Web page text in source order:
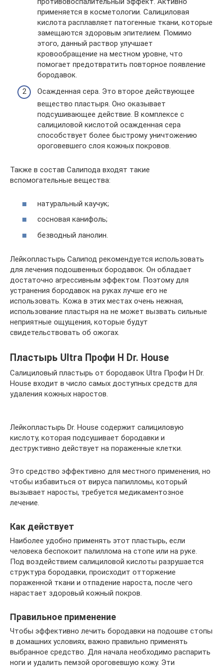
применяется в косметологии. Салициловая
кислота расплавляет патогенные ткани, которые
замещаются здоровым эпителием. Помимо
этого, данный раствор улучшает
кровообращение на местном уровне, что
помогает предотвратить повторное появление
бородавок.
Осажденная сера. Это второе действующее
вещество пластыря. Оно оказывает
подсушивающее действие. В комплексе с
салициловой кислотой осажденная сера
способствует более быстрому уничтожению
ороговевшего слоя кожных покровов.
Также в состав Салипода входят такие
вспомогательные вещества:
натуральный каучук;
сосновая канифоль;
безводный ланолин.
Лейкопластырь Салипод рекомендуется использовать
для лечения подошвенных бородавок. Он обладает
достаточно агрессивным эффектом. Поэтому для
устранения бородавок на руках лучше его не
использовать. Кожа в этих местах очень нежная,
использование пластыря на не может вызвать сильные
неприятные ощущения, которые будут
свидетельствовать об ожогах.
Пластырь Ultra Профи H Dr. House
Салициловый пластырь от бородавок Ultra Профи H Dr.
House входит в число самых доступных средств для
удаления кожных наростов.
Лейкопластырь Dr. House содержит салициловую
кислоту, которая подсушивает бородавки и
деструктивно действует на пораженные клетки.
Это средство эффективно для местного применения, но
чтобы избавиться от вируса папилломы, который
вызывает наросты, требуется медикаментозное
лечение.
Как действует
Наиболее удобно применять этот пластырь, если
человека беспокоит палиллома на стопе или на руке.
Под воздействием салициловой кислоты разрушается
структура бородавки, происходит отторжение
пораженной ткани и отпадение нароста, после чего
нарастает здоровый кожный покров.
Правильное применение
Чтобы эффективно лечить бородавки на подошве стопы
в домашних условиях, важно правильно применять
выбранное средство. Для начала необходимо распарить
ноги и удалить пемзой ороговевшую кожу. Эти